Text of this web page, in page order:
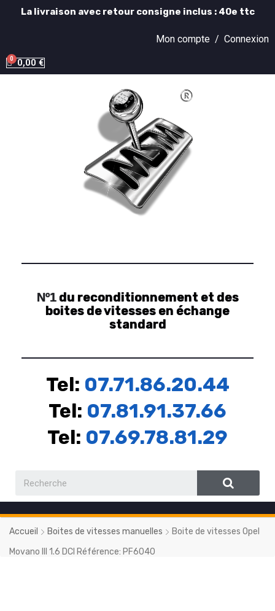
La livraison avec retour consigne inclus : 40e ttc
Mon compte / Connexion
0,00 €
Nº1du reconditionnement et des
boites de vitesses en échange
standard
Tel: 07.71.86.20.44
Tel: 07.81.91.37.66
Tel: 07.69.78.81.29
Accueil Boites de vitesses manuelles
Boite de vitesses Opel
Movano III 1.6 DCI Référence: PF6040